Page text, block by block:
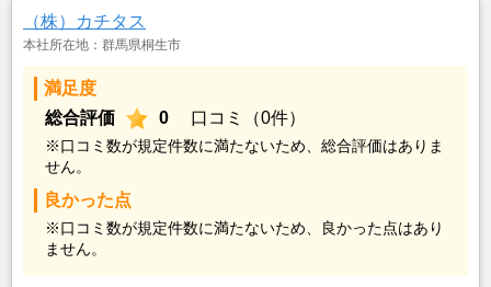
も空き家の状態で不動産を残しておけないと考えて売却
を決めた。
（株）カチタス
本社所在地：群馬県桐生市
満足度
総合評価
0 口コミ（0件）
※口コミ数が規定件数に満たないため、総合評価はありま
せん。
良かった点
※口コミ数が規定件数に満たないため、良かった点はあり
ません。